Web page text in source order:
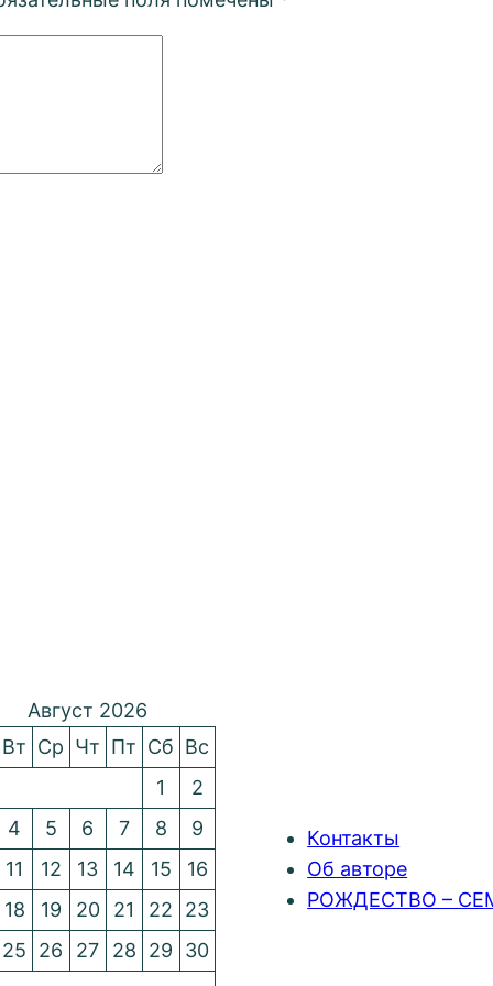
Август 2026
Вт Ср Чт Пт Сб Вс
1
2
4 5 6 7 8
9
11 12 13 14 15
16
18 19 20 21 22
23
25 26 27 28 29
30
Контакты
Об авторе
РОЖДЕСТВО –